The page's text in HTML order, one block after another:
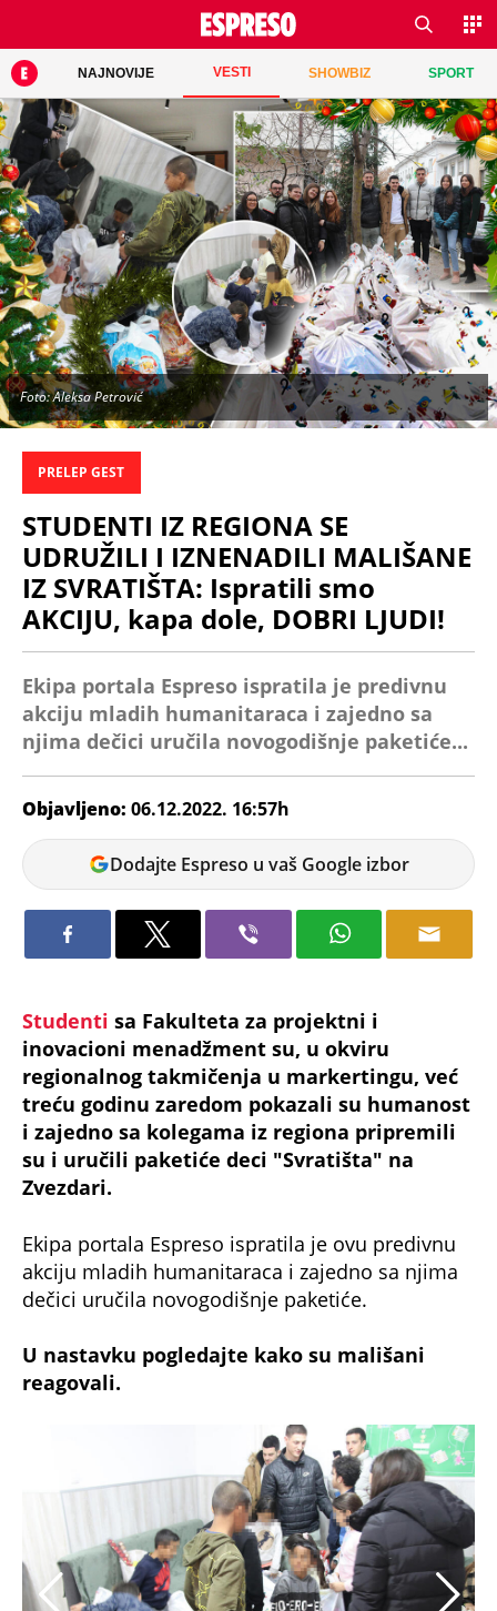
NAJNOVIJE VESTI SHOWBIZ SPORT
Foto: Aleksa Petrović
PRELEP GEST
STUDENTI IZ REGIONA SE
UDRUŽILI I IZNENADILI MALIŠANE
IZ SVRATIŠTA: Ispratili smo
AKCIJU, kapa dole, DOBRI LJUDI!
Ekipa portala Espreso ispratila je predivnu
akciju mladih humanitaraca i zajedno sa
njima dečici uručila novogodišnje paketiće...
Objavljeno: 06.12.2022. 16:57h
Dijana
Spasov
Dodajte Espreso u vaš Google izbor
inovacioni menadžment su, u okviru
regionalnog takmičenja u markertingu, već
treću godinu zaredom pokazali su humanost
i zajedno sa kolegama iz regiona pripremili
su i uručili paketiće deci "Svratišta" na
Zvezdari.
akciju mladih humanitaraca i zajedno sa njima
dečici uručila novogodišnje paketiće.
reagovali.